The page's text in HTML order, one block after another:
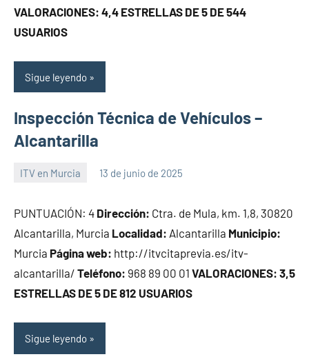
VALORACIONES: 4,4 ESTRELLAS DE 5 DE 544
USUARIOS
Sigue leyendo
Inspección Técnica de Vehículos –
Alcantarilla
ITV en Murcia 13 de junio de 2025
PUNTUACIÓN: 4 Dirección: Ctra. de Mula, km. 1,8, 30820
Alcantarilla, Murcia Localidad: Alcantarilla Municipio:
Murcia Página web: http://itvcitaprevia.es/itv-
alcantarilla/ Teléfono: 968 89 00 01 VALORACIONES: 3,5
ESTRELLAS DE 5 DE 812 USUARIOS
Sigue leyendo